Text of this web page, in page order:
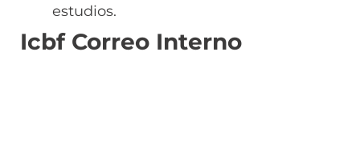
estudios.
Icbf Correo Interno